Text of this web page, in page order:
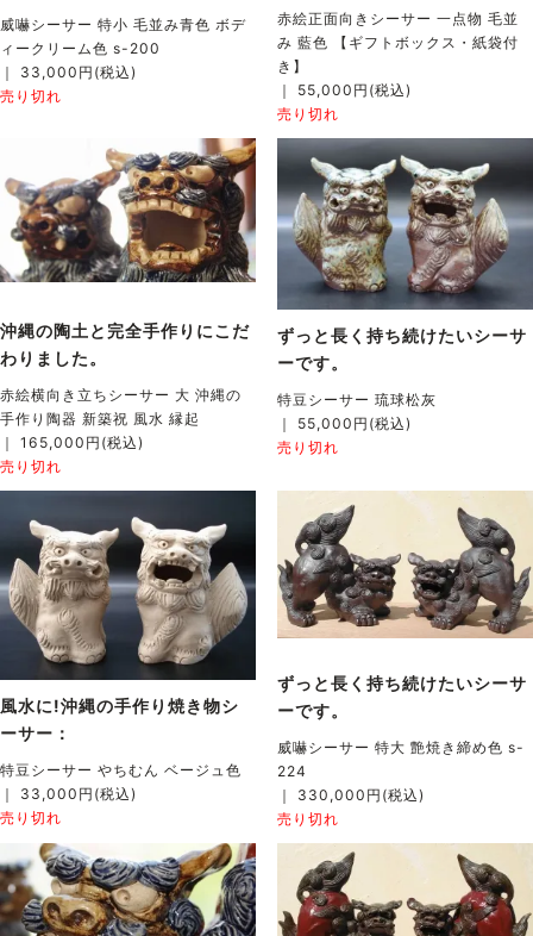
威嚇シーサー 特小 毛並み青色 ボデ
ィークリーム色 s-200
｜ 33,000円(税込)
売り切れ
赤絵正面向きシーサー 一点物 毛並
み 藍色 【ギフトボックス・紙袋付
き】
｜ 55,000円(税込)
売り切れ
沖縄の陶土と完全手作りにこだ
わりました。
赤絵横向き立ちシーサー 大 沖縄の
手作り陶器 新築祝 風水 縁起
｜ 165,000円(税込)
売り切れ
ずっと長く持ち続けたいシーサ
ーです。
特豆シーサー 琉球松灰
｜ 55,000円(税込)
売り切れ
風水に!沖縄の手作り焼き物シ
ーサー：
特豆シーサー やちむん ベージュ色
｜ 33,000円(税込)
売り切れ
ずっと長く持ち続けたいシーサ
ーです。
威嚇シーサー 特大 艶焼き締め色 s-
224
｜ 330,000円(税込)
売り切れ